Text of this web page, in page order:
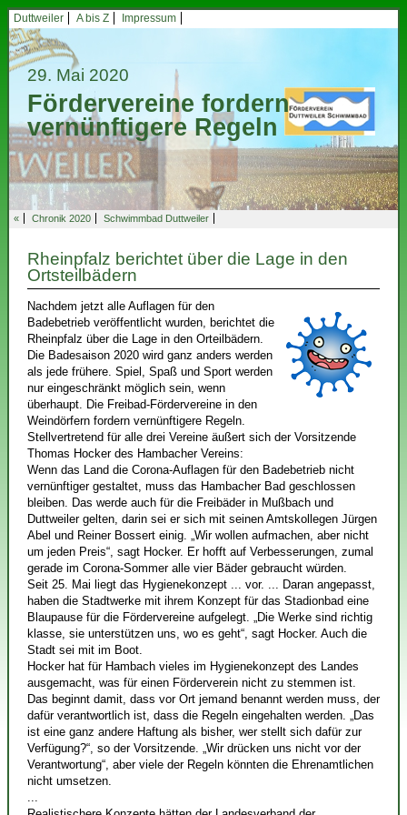
Duttweiler A bis Z Impressum
29. Mai 2020
Fördervereine fordern
vernünftigere Regeln
« Chronik 2020 Schwimmbad Duttweiler
Rheinpfalz berichtet über die Lage in den
Ortsteilbädern
Nachdem jetzt alle Auflagen für den
Badebetrieb veröffentlicht wurden, berichtet die
Rheinpfalz über die Lage in den Orteilbädern.
Die Badesaison 2020 wird ganz anders werden
als jede frühere. Spiel, Spaß und Sport werden
nur eingeschränkt möglich sein, wenn
überhaupt. Die Freibad-Fördervereine in den
Weindörfern fordern vernünftigere Regeln.
Stellvertretend für alle drei Vereine äußert sich der Vorsitzende
Thomas Hocker des Hambacher Vereins:
Wenn das Land die Corona-Auflagen für den Badebetrieb nicht
vernünftiger gestaltet, muss das Hambacher Bad geschlossen
bleiben. Das werde auch für die Freibäder in Mußbach und
Duttweiler gelten, darin sei er sich mit seinen Amtskollegen Jürgen
Abel und Reiner Bossert einig. „Wir wollen aufmachen, aber nicht
um jeden Preis“, sagt Hocker. Er hofft auf Verbesserungen, zumal
gerade im Corona-Sommer alle vier Bäder gebraucht würden.
Seit 25. Mai liegt das Hygienekonzept ... vor. ... Daran angepasst,
haben die Stadtwerke mit ihrem Konzept für das Stadionbad eine
Blaupause für die Fördervereine aufgelegt. „Die Werke sind richtig
klasse, sie unterstützen uns, wo es geht“, sagt Hocker. Auch die
Stadt sei mit im Boot.
Hocker hat für Hambach vieles im Hygienekonzept des Landes
ausgemacht, was für einen Förderverein nicht zu stemmen ist.
Das beginnt damit, dass vor Ort jemand benannt werden muss, der
dafür verantwortlich ist, dass die Regeln eingehalten werden. „Das
ist eine ganz andere Haftung als bisher, wer stellt sich dafür zur
Verfügung?“, so der Vorsitzende. „Wir drücken uns nicht vor der
Verantwortung“, aber viele der Regeln könnten die Ehrenamtlichen
nicht umsetzen.
...